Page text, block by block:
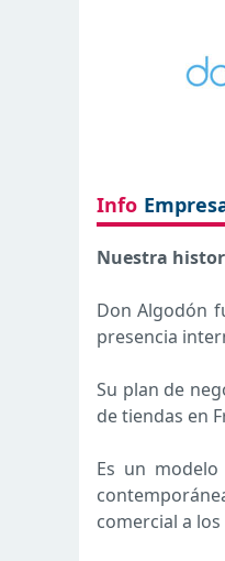
Info
Nuestra
Don Algodón
presencia
Su plan de
de tiendas en
Es un
comercial a